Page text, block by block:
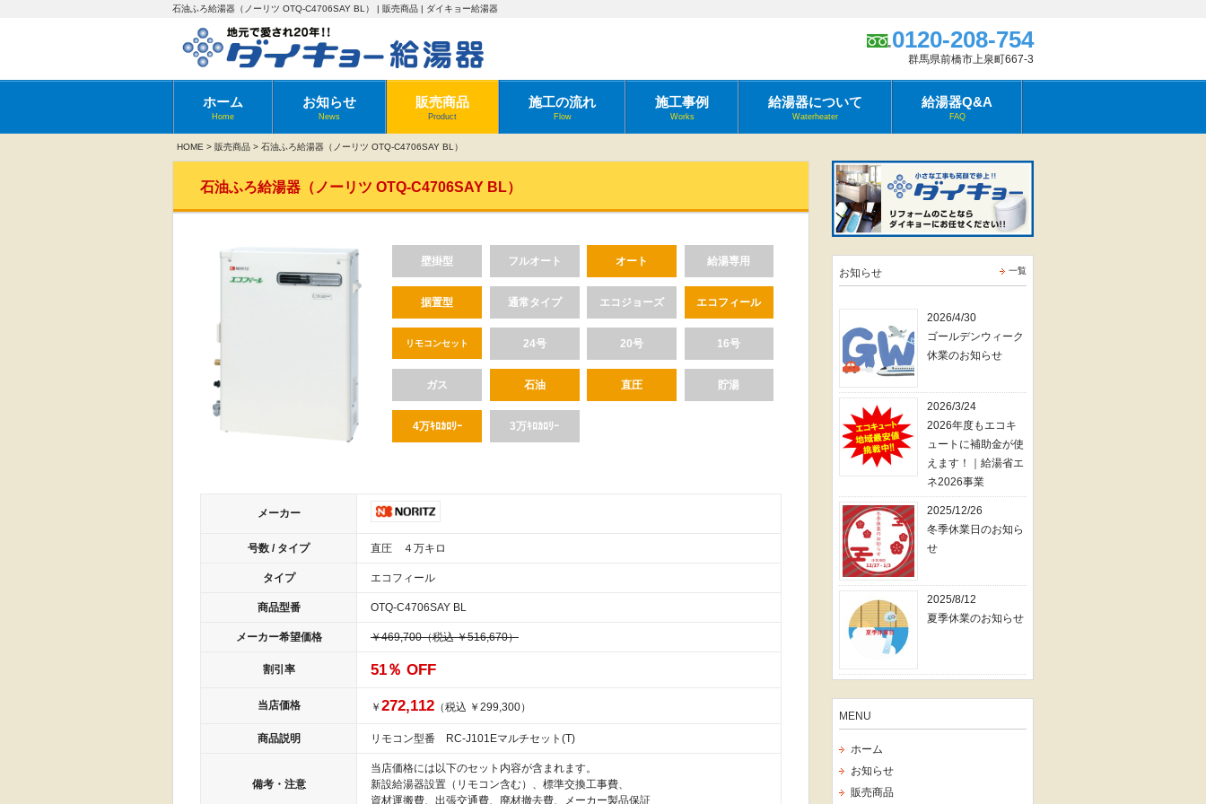
石油ふろ給湯器（ノーリツ OTQ-C4706SAY BL） | 販売商品 | ダイキョー給湯器
0120-208-754
群馬県前橋市上泉町667-3
ホーム
Home
お知らせ
News
販売商品
Product
施工の流れ
Flow
施工事例
Works
給湯器について
Waterheater
給湯器Q&A
FAQ
HOME > 販売商品 > 石油ふろ給湯器（ノーリツ OTQ-C4706SAY BL）
石油ふろ給湯器（ノーリツ OTQ-C4706SAY BL）
壁掛型 フルオート オート 給湯専用
据置型 通常タイプ エコジョーズ エコフィール
リモコンセット 24号 20号 16号
ガス 石油 直圧 貯湯
4万ｷﾛｶﾛﾘｰ 3万ｷﾛｶﾛﾘｰ
メーカー
号数 / タイプ 直圧 ４万キロ
タイプ エコフィール
商品型番 OTQ-C4706SAY BL
メーカー希望価格 ￥469,700（税込 ￥516,670）
割引率 51％ OFF
当店価格 ￥ 272,112 （税込 ￥299,300）
商品説明 リモコン型番 RC-J101Eマルチセット(T)
備考・注意
当店価格には以下のセット内容が含まれます。
新設給湯器設置（リモコン含む）、標準交換工事費、
資材運搬費、出張交通費、廃材撤去費、メーカー製品保証
お知らせ 一覧
2026/4/30
ゴールデンウィーク
休業のお知らせ
2026/3/24
2026年度もエコキ
ュートに補助金が使
えます！｜給湯省エ
ネ2026事業
2025/12/26
冬季休業日のお知ら
せ
2025/8/12
夏季休業のお知らせ
MENU
ホーム
お知らせ
販売商品